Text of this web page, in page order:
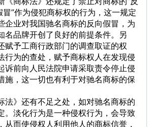
冒”作为侵犯商标权的行为，这一规定
企业对我国驰名商标的反向假冒，为
名品牌开创了良好的前提条件。另
赋予工商行政部门的调查取证的权
行为的查处，赋予商标权人在发现侵
诉前向人民法院申请采取责令停止侵
施，这一切也有利于对驰名商标的保
法》还有不足之处，如对驰名商标的
。淡化行为是一种侵权行为，会导致
从而使侵权人利用他人的商标信誉，